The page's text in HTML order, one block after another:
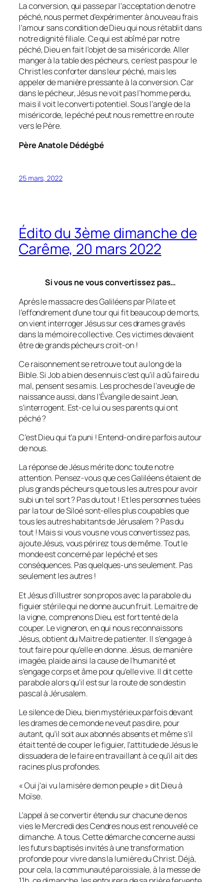
La conversion, qui passe par l’acceptation de notre
péché, nous permet d’expérimenter à nouveau frais
l’amour sans condition de Dieu qui nous rétablit dans
notre dignité filiale. Ce qui est abîmé par notre
péché, Dieu en fait l’objet de sa miséricorde. Aller
manger à la table des pécheurs, ce n’est pas pour le
Christ les conforter dans leur péché, mais les
appeler de manière pressante à la conversion. Car
dans le pécheur, Jésus ne voit pas l’homme perdu,
mais il voit le converti potentiel. Sous l’angle de la
miséricorde, le péché peut nous remettre en route
vers le Père.
Père Anatole Dédégbé
25 mars, 2022
Édito du 3ème dimanche de
Carême, 20 mars 2022
Si vous ne vous convertissez pas…
Après le massacre des Galiléens par Pilate et
l’effondrement d’une tour qui fit beaucoup de morts,
on vient interroger Jésus sur ces drames gravés
dans la mémoire collective. Ces victimes devaient
être de grands pécheurs croit-on !
Ce raisonnement se retrouve tout au long de la
Bible. Si Job a bien des ennuis c’est qu’il a dû faire du
mal, pensent ses amis. Les proches de l’aveugle de
naissance aussi, dans l’Évangile de saint Jean,
s’interrogent. Est-ce lui ou ses parents qui ont
péché ?
C’est Dieu qui t’a puni ! Entend-on dire parfois autour
de nous.
La réponse de Jésus mérite donc toute notre
attention. Pensez-vous que ces Galiléens étaient de
plus grands pécheurs que tous les autres pour avoir
subi un tel sort ? Pas du tout ! Et les personnes tuées
par la tour de Siloé sont-elles plus coupables que
tous les autres habitants de Jérusalem ? Pas du
tout ! Mais si vous vous ne vous convertissez pas,
ajoute Jésus, vous périrez tous de même. Tout le
monde est concerné par le péché et ses
conséquences. Pas quelques-uns seulement. Pas
seulement les autres !
Et Jésus d’illustrer son propos avec la parabole du
figuier stérile qui ne donne aucun fruit. Le maitre de
la vigne, comprenons Dieu, est fort tenté de la
couper. Le vigneron, en qui nous reconnaissons
Jésus, obtient du Maitre de patienter. Il s’engage à
tout faire pour qu’elle en donne. Jésus, de manière
imagée, plaide ainsi la cause de l’humanité et
s’engage corps et âme pour qu’elle vive. Il dit cette
parabole alors qu’il est sur la route de son destin
pascal à Jérusalem.
Le silence de Dieu, bien mystérieux parfois devant
les drames de ce monde ne veut pas dire, pour
autant, qu’il soit aux abonnés absents et même s’il
était tenté de couper le figuier, l’attitude de Jésus le
dissuadera de le faire en travaillant à ce qu’il ait des
racines plus profondes.
« Oui j’ai vu la misère de mon peuple » dit Dieu à
Moïse.
L’appel à se convertir étendu sur chacune de nos
vies le Mercredi des Cendres nous est renouvelé ce
dimanche. A tous. Cette démarche concerne aussi
les futurs baptisés invités à une transformation
profonde pour vivre dans la lumière du Christ. Déjà,
pour cela, la communauté paroissiale, à la messe de